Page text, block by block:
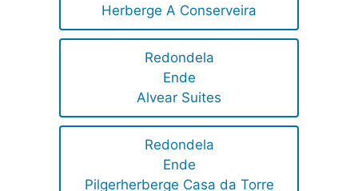
Herberge A Conserveira
Redondela
Ende
Alvear Suites
Redondela
Ende
Pilgerherberge Casa da Torre